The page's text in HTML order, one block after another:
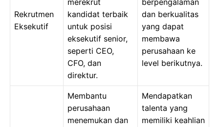
Rekrutmen
Eksekutif
merekrut
kandidat terbaik
untuk posisi
eksekutif senior,
seperti CEO,
CFO, dan
direktur.
berpengalaman
dan berkualitas
yang dapat
membawa
perusahaan ke
level berikutnya.
Membantu
perusahaan
menemukan dan
Mendapatkan
talenta yang
memiliki keahlian